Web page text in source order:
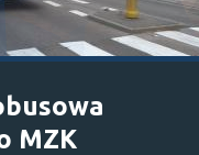
MZK